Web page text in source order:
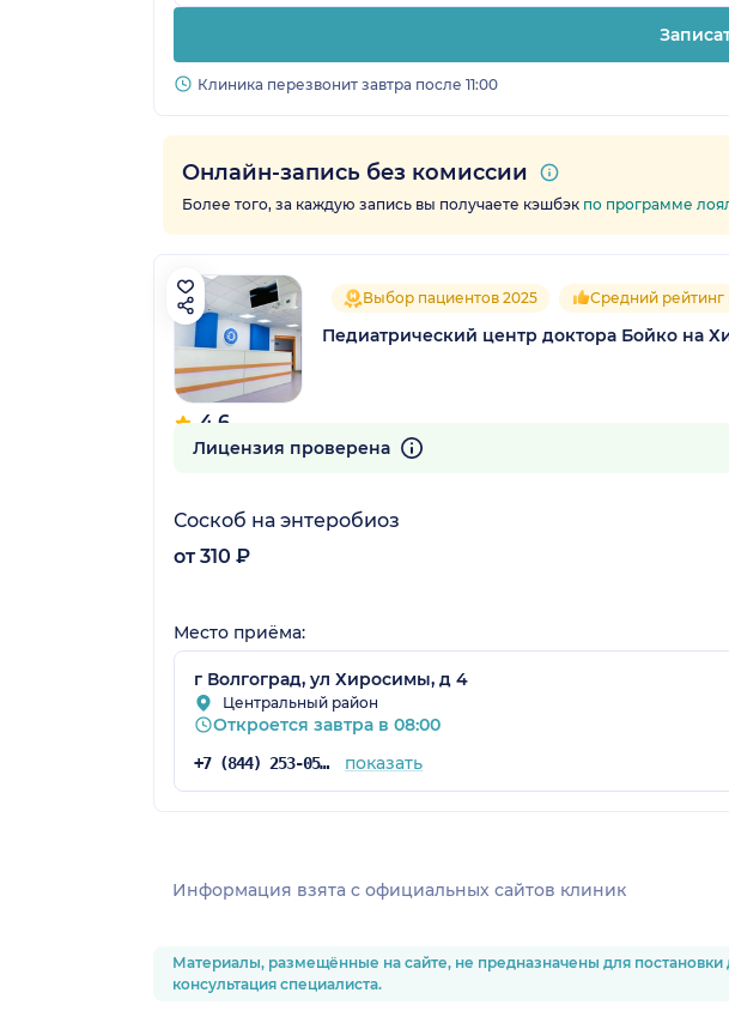
Клиника перезвонит завтра после 11:00
Онлайн-запись без комиссии
Более того, за каждую запись вы получаете кэшбэк по программе
4.6
149 отзывов
Выбор пациентов 2025 Средний рейтинг
Педиатрический центр доктора Бойко на
Лицензия проверена
Соскоб на энтеробиоз
от 310 ₽
Место приёма:
г Волгоград, ул Хиросимы, д 4
Центральный район
Откроется завтра в 08:00
+7 (844) 253-05-05 показать
Информация взята c официальных сайтов клиник
Материалы, размещённые на сайте, не предназначены для
консультация специалиста.